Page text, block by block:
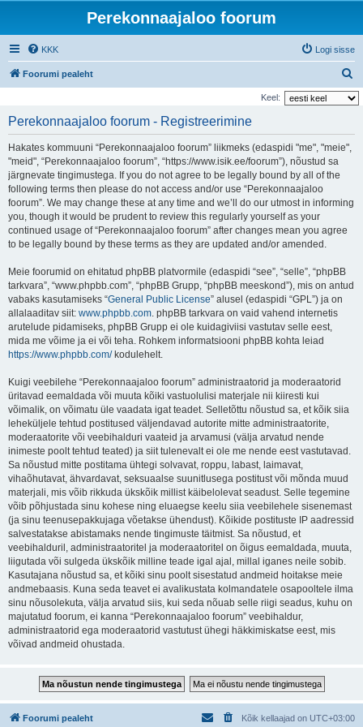
Perekonnaajaloo foorum
KKK Logi sisse
Foorumi pealeht
t
Keel:
Perekonnaajaloo foorum - Registreerimine
Hakates kommuuni “Perekonnaajaloo foorum” liikmeks (edaspidi "me", "meie",
"meid", “Perekonnaajaloo foorum”, “https://www.isik.ee/foorum”), nõustud sa
järgnevate tingimustega. If you do not agree to be legally bound by all of the
following terms then please do not access and/or use “Perekonnaajaloo
foorum”. We may change these at any time and we’ll do our utmost in informing
you, though it would be prudent to review this regularly yourself as your
continued usage of “Perekonnaajaloo foorum” after changes mean you agree
to be legally bound by these terms as they are updated and/or amended.
Meie foorumid on ehitatud phpBB platvormile (edaspidi “see”, “selle”, “phpBB
tarkvara”, “www.phpbb.com”, “phpBB Grupp, “phpBB meeskond”), mis on antud
vabaks kasutamiseks “General Public License” alusel (edaspidi “GPL”) ja on
allalaaditav siit: www.phpbb.com. phpBB tarkvara on vaid vahend internetis
arutelude pidamiseks, phpBB Grupp ei ole kuidagiviisi vastutav selle eest,
mida me võime ja ei või teha. Rohkem informatsiooni phpBB kohta leiad
https://www.phpbb.com/kodulehelt.
Kuigi veebilehe “Perekonnaajaloo foorum” administraatorid ja moderaatorid
üritavad eemaldada või muuta kõiki vastuolulisi materjale nii kiiresti kui
võimalik, on võimatu üle vaadata igat teadet. Selletõttu nõustud sa, et kõik siia
leheküljele tehtud postitused väljendavad autorite mitte administraatorite,
moderaatorite või veebihalduri vaateid ja arvamusi (välja arvatud nende
inimeste poolt tehtud teated) ja siit tulenevalt ei ole me nende eest vastutavad.
Sa nõustud mitte postitama ühtegi solvavat, roppu, labast, laimavat,
vihaõhutavat, ähvardavat, seksuaalse suunitlusega postitust või mõnda muud
materjali, mis võib rikkuda ükskõik millist käibelolevat seadust. Selle tegemine
võib põhjustada sinu kohese ning eluaegse keelu siia veebilehele sisenemast
(ja sinu teenusepakkujaga võetakse ühendust). Kõikide postituste IP aadressid
salvestatakse abistamaks nende tingimuste täitmist. Sa nõustud, et
veebihalduril, administraatoritel ja moderaatoritel on õigus eemaldada, muuta,
liigutada või sulgeda ükskõik milline teade igal ajal, millal iganes neile sobib.
Kasutajana nõustud sa, et kõiki sinu poolt sisestatud andmeid hoitakse meie
andmebaasis. Kuna seda teavet ei avalikustata kolmandatele osapooltele ilma
sinu nõusolekuta, välja arvatud siis, kui seda nõuab selle riigi seadus, kuhu on
majutatud foorum, ei kanna “Perekonnaajaloo foorum” veebihaldur,
administraatorid ega moderaatorid vastutust ühegi häkkimiskatse eest, mis
võivad andmeid ohustada.
Foorumi pealeht Kõik kellaajad on UTC+03:00